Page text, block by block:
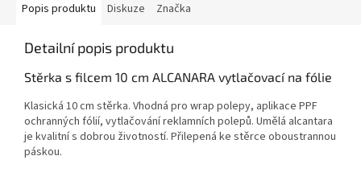
Popis produktu Diskuze Značka
Detailní popis produktu
Stěrka s filcem 10 cm ALCANARA vytlačovací na fólie
Klasická 10 cm stěrka. Vhodná pro wrap polepy, aplikace PPF
ochranných fólií, vytlačování reklamních polepů. Umělá alcantara
je kvalitní s dobrou životností. Přilepená ke stěrce oboustrannou
páskou.